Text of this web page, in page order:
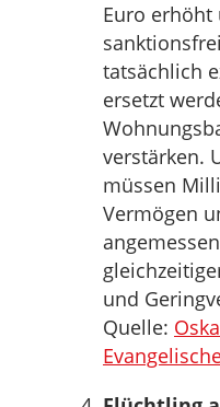
Euro
tatsächlich
ersetzt
verstärken.
müssen
Vermögen
und
Quelle: